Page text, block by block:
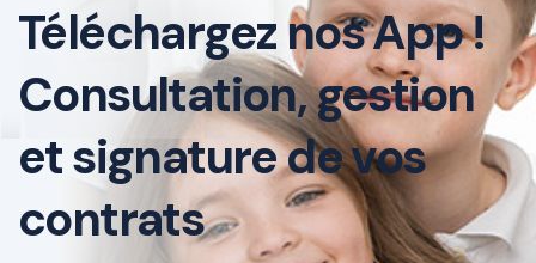
Téléchargez nos App !
Consultation, gestion
et signature de vos
contrats